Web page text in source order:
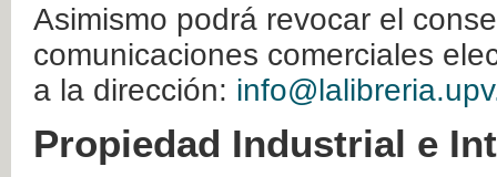
Asimismo podrá revocar el
comunicaciones comerciales
a la dirección:
Propiedad Industrial e